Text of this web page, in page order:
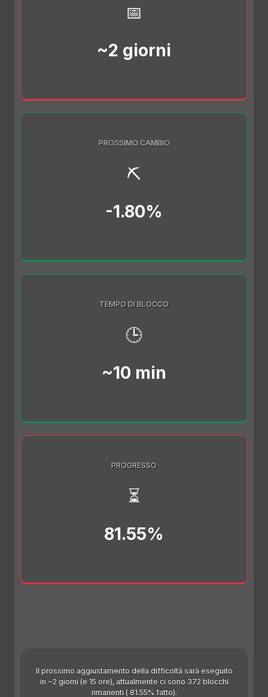
📅
~2 giorni
PROSSIMO CAMBIO
⛏️
-1.80%
TEMPO DI BLOCCO
🕒
~10 min
PROGRESSO
⏳
81.55%
Il prossimo aggiustamento della difficoltà sarà eseguito
in ~2 giorni (e 15 ore), attualmente ci sono 372 blocchi
rimanenti ( 81.55% fatto).